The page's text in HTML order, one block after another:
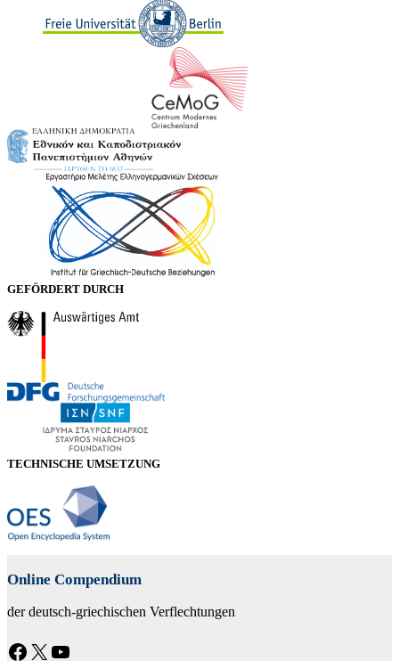
GEFÖRDERT DURCH
TECHNISCHE UMSETZUNG
Online Compendium
der deutsch-griechischen Verflechtungen
Facebook X YouTube